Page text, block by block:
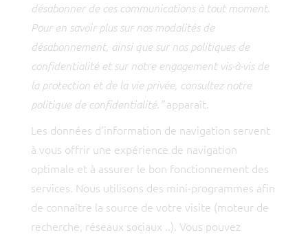
désabonner de ces communications à tout moment.
Pour en savoir plus sur nos modalités de
désabonnement, ainsi que sur nos politiques de
confidentialité et sur notre engagement vis-à-vis de
la protection et de la vie privée, consultez notre
politique de confidentialité.”apparaît.
Les données d’information de navigation servent
à vous offrir une expérience de navigation
optimale et à assurer le bon fonctionnement des
services. Nous utilisons des mini-programmes afin
de connaître la source de votre visite (moteur de
recherche, réseaux sociaux ..). Vous pouvez